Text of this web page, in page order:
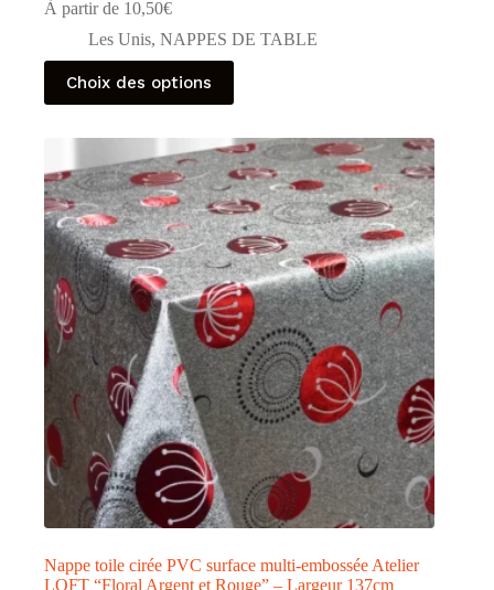
À partir de 10,50€
Les Unis, NAPPES DE TABLE
Choix des options
Ce
produit
a
Les
options
peuvent
être
choisies
sur
la
page
du
produit
Nappe toile cirée PVC surface multi-embossée Atelier
LOFT “Floral Argent et Rouge” – Largeur 137cm